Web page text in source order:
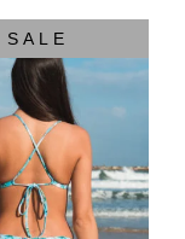
SALE